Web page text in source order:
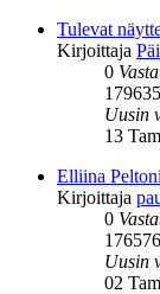
Tulevat
Kirjoittaja
0
179635
Uusin
13
Elliina
Kirjoittaja
0
176576
Uusin
02